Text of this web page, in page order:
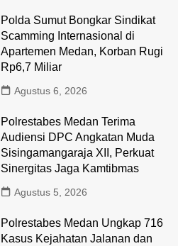
Polda Sumut Bongkar Sindikat
Scamming Internasional di
Apartemen Medan, Korban Rugi
Rp6,7 Miliar
Agustus 6, 2026
Polrestabes Medan Terima
Audiensi DPC Angkatan Muda
Sisingamangaraja XII, Perkuat
Sinergitas Jaga Kamtibmas
Agustus 5, 2026
Polrestabes Medan Ungkap 716
Kasus Kejahatan Jalanan dan